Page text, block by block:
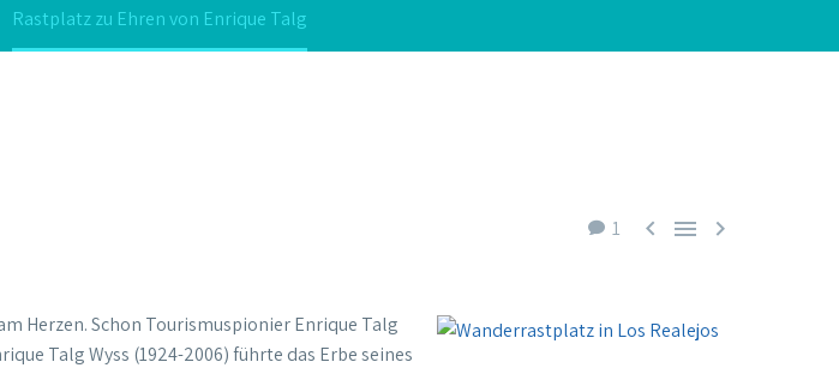
Rastplatz zu Ehren von Enrique Talg
1   
Herzen. Schon Tourismuspionier Enrique Talg
Talg Wyss (1924-2006) führte das Erbe seines